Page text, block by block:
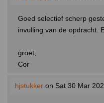
Goed selectief scherp
invulling van de opdracht.
groet,
Cor
hjstukker on Sat 30 Mar